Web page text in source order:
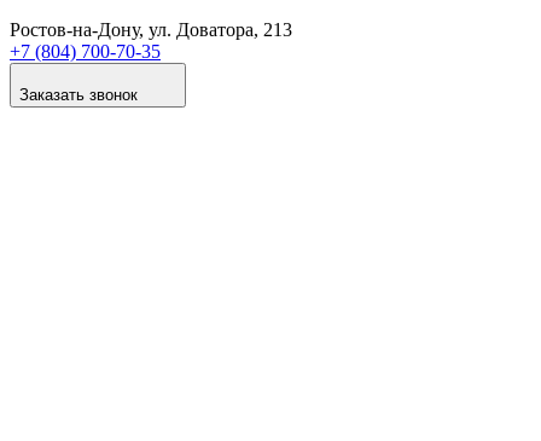
Ростов-на-Дону, ул. Доватора, 213
+7 (804) 700-70-35
Заказать звонок